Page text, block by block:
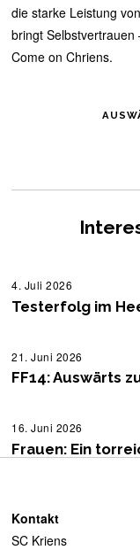
die starke Leistung
bringt
Come on Chriens.
4. Juli 2026
J
i
0
Testerfolg im
21. Juni 2026
.
i
2
FF14: Auswärts
16. Juni 2026
6
.
Frauen: Ein
Kontakt
SC Kriens